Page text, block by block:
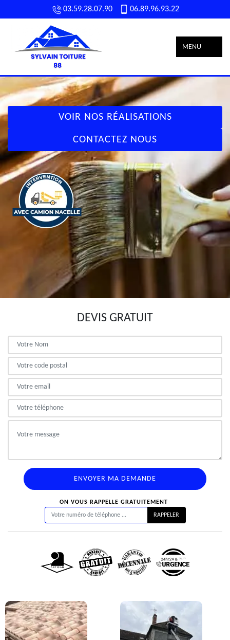
03.59.28.07.90 06.89.96.93.22
MENU
VOIR NOS RÉALISATIONS
CONTACTEZ NOUS
DEVIS GRATUIT
ON VOUS RAPPELLE GRATUITEMENT